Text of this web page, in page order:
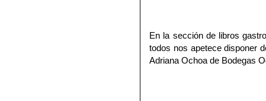
En la sección de libros
todos nos apetece disponer
Adriana Ochoa de Bodegas